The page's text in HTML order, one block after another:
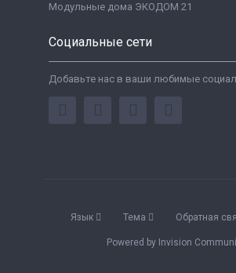
Модульные дома ЭКОДОМ 21
Социальные сети
Добавьте нас в ваши любимые
Язык Тема Обратная
Powered by Invision